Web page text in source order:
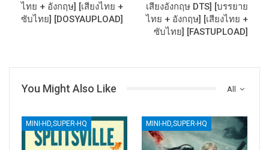
ไทย + อังกฤษ] [เสียงไทย +
ซับไทย] [DOSYAUPLOAD]
เสียงอังกฤษ DTS] [บรรยาย
ไทย + อังกฤษ] [เสียงไทย +
ซับไทย] [FASTUPLOAD]
All
You Might Also Like
MINI-HD,SUPER-HQ MINI-HD,SUPER-HQ